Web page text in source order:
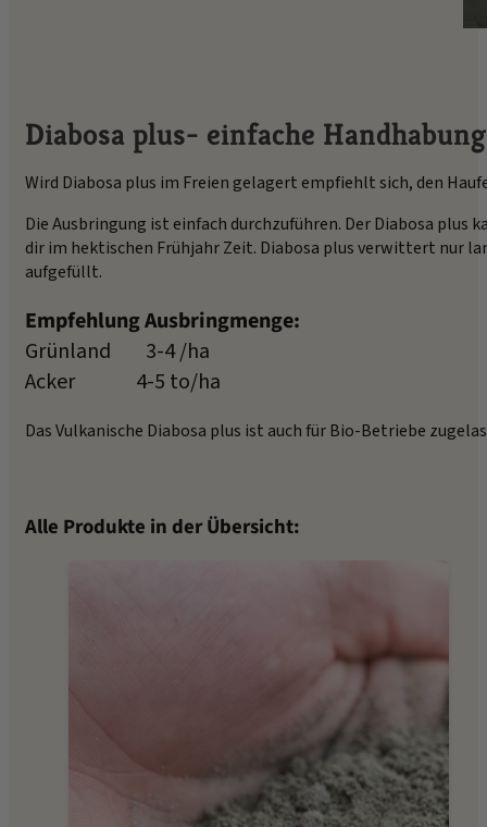
Diabosa plus- einfache Handhabung
Wird Diabosa plus im Freien gelagert empfiehlt sich, den
Die Ausbringung ist einfach durchzuführen. Der Diabosa
dir im hektischen Frühjahr Zeit. Diabosa plus verwittert nur
aufgefüllt.
Empfehlung Ausbringmenge:
Grünland 3-4 /ha
Acker 4-5 to/ha
Das Vulkanische Diabosa plus ist auch für Bio-Betriebe
Alle Produkte in der Übersicht: